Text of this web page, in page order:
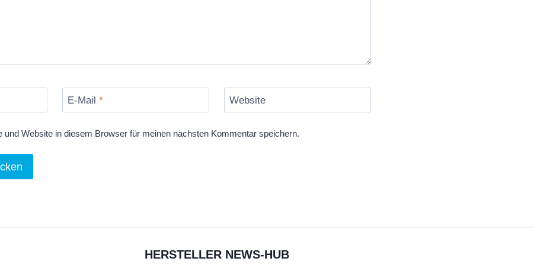
E-Mail * Website
und Website in diesem Browser für meinen nächsten Kommentar speichern.
HERSTELLER NEWS-HUB